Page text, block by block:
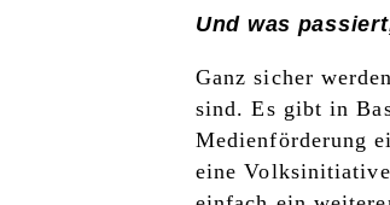
Und was
Ganz sicher
sind. Es gibt in
Medienförderung
eine